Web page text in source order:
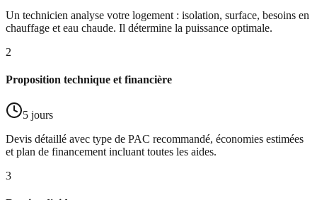
Un technicien analyse votre logement : isolation, surface, besoins en
chauffage et eau chaude. Il détermine la puissance optimale.
2
Proposition technique et financière
5 jours
Devis détaillé avec type de PAC recommandé, économies estimées
et plan de financement incluant toutes les aides.
3